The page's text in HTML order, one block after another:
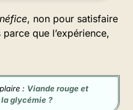
, non pour satisfaire
que l’expérience,
: Viande rouge et
glycémie ?